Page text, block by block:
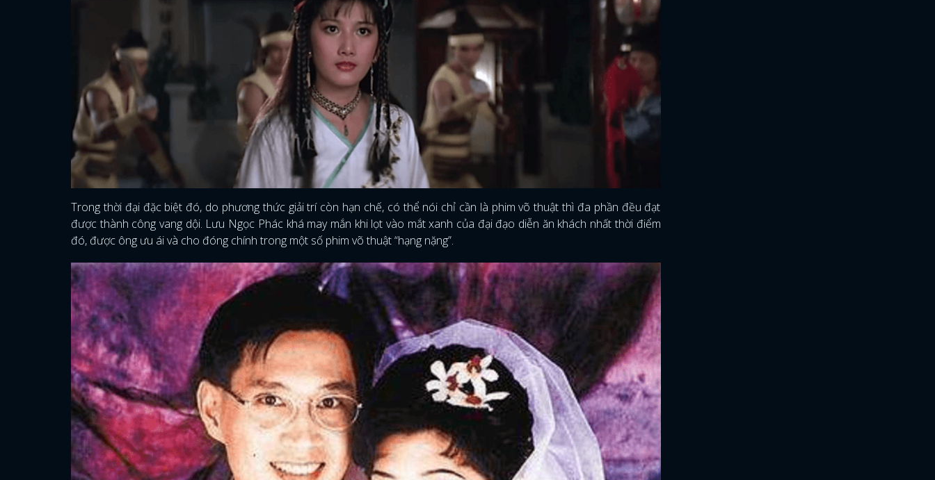
Trong thời đại đặc biệt đó, do phương thức giải trí còn hạn chế, có thể nói chỉ cần là phim võ thuật thì đa phần đều đạt
được thành công vang dội. Lưu Ngọc Phác khá may mắn khi lọt vào mắt xanh của đại đạo diễn ăn khách nhất thời điểm
đó, được ông ưu ái và cho đóng chính trong một số phim võ thuật “hạng nặng”.